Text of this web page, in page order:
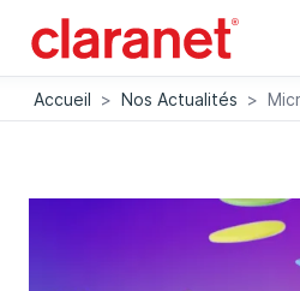
Accueil > Nos Actualités >